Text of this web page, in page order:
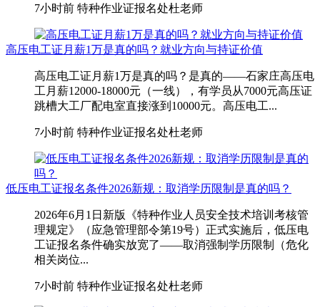
7小时前 特种作业证报名处杜老师
高压电工证月薪1万是真的吗？就业方向与持证价值
高压电工证月薪1万是真的吗？是真的——石家庄高压电
工月薪12000-18000元（一线），有学员从7000元高压证
跳槽大工厂配电室直接涨到10000元。高压电工...
7小时前 特种作业证报名处杜老师
低压电工证报名条件2026新规：取消学历限制是真的吗？
2026年6月1日新版《特种作业人员安全技术培训考核管
理规定》（应急管理部令第19号）正式实施后，低压电
工证报名条件确实放宽了——取消强制学历限制（危化
相关岗位...
7小时前 特种作业证报名处杜老师